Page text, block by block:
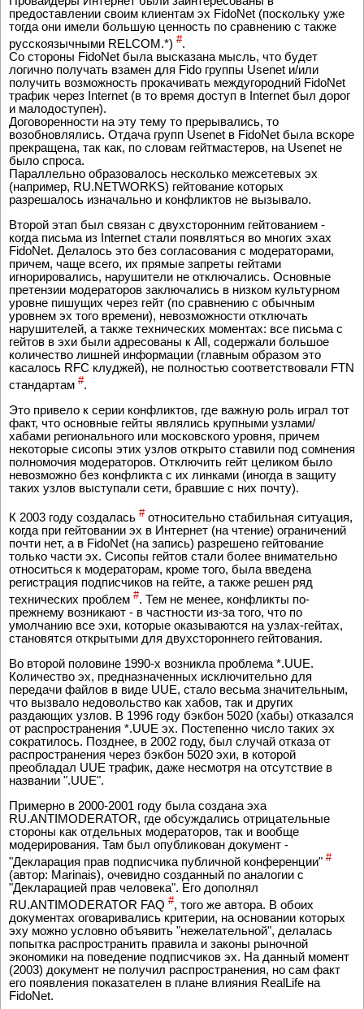
предоставлении своим клиентам эх FidoNet (поскольку уже
тогда они имели большую ценность по сравнению с также
русскоязычными RELCOM.*) #.
Со стороны FidoNet была высказана мысль, что будет
логично получать взамен для Fido группы Usenet и/или
получить возможность прокачивать междугородний FidoNet
трафик через Internet (в то время доступ в Internet был дорог
и малодоступен).
Договоренности на эту тему то прерывались, то
возобновлялись. Отдача групп Usenet в FidoNet была вскоре
прекращена, так как, по словам гейтмастеров, на Usenet не
было спроса.
Параллельно образовалось несколько межсетевых эх
(например, RU.NETWORKS) гейтование которых
разрешалось изначально и конфликтов не вызывало.
Второй этап был связан с двухсторонним гейтованием -
когда письма из Internet стали появляться во многих эхах
FidoNet. Делалось это без согласования с модераторами,
причем, чаще всего, их прямые запреты гейтами
игнорировались, нарушители не отключались. Основные
претензии модераторов заключались в низком культурном
уровне пишущих через гейт (по сравнению с обычным
уровнем эх того времени), невозможности отключать
нарушителей, а также технических моментах: все письма с
гейтов в эхи были адресованы к All, содержали большое
количество лишней информации (главным образом это
касалось RFC клуджей), не полностью соответствовали FTN
стандартам #.
Это привело к серии конфликтов, где важную роль играл тот
факт, что основные гейты являлись крупными узлами/
хабами регионального или московского уровня, причем
некоторые сисопы этих узлов открыто ставили под сомнения
полномочия модераторов. Отключить гейт целиком было
невозможно без конфликта с их линками (иногда в защиту
таких узлов выступали сети, бравшие с них почту).
К 2003 году создалась # относительно стабильная ситуация,
когда при гейтовании эх в Интернет (на чтение) ограничений
почти нет, а в FidoNet (на запись) разрешено гейтование
только части эх. Сисопы гейтов стали более внимательно
относиться к модераторам, кроме того, была введена
регистрация подписчиков на гейте, а также решен ряд
технических проблем #. Тем не менее, конфликты по-
прежнему возникают - в частности из-за того, что по
умолчанию все эхи, которые оказываются на узлах-гейтах,
становятся открытыми для двухстороннего гейтования.
Во второй половине 1990-х возникла проблема *.UUE.
Количество эх, предназначенных исключительно для
передачи файлов в виде UUE, стало весьма значительным,
что вызвало недовольство как хабов, так и других
раздающих узлов. В 1996 году бэкбон 5020 (хабы) отказался
от распространения *.UUE эх. Постепенно число таких эх
сократилось. Позднее, в 2002 году, был случай отказа от
распространения через бэкбон 5020 эхи, в которой
преобладал UUE трафик, даже несмотря на отсутствие в
названии ".UUE".
Примерно в 2000-2001 году была создана эха
RU.ANTIMODERATOR, где обсуждались отрицательные
стороны как отдельных модераторов, так и вообще
модерирования. Там был опубликован документ -
"Декларация прав подписчика публичной конференции" #
(автор: Marinais), очевидно созданный по аналогии с
"Декларацией прав человека". Его дополнял
RU.ANTIMODERATOR FAQ #, того же автора. В обоих
документах оговаривались критерии, на основании которых
эху можно условно объявить "нежелательной", делалась
попытка распространить правила и законы рыночной
экономики на поведение подписчиков эх. На данный момент
(2003) документ не получил распространения, но сам факт
его появления показателен в плане влияния RealLife на
FidoNet.